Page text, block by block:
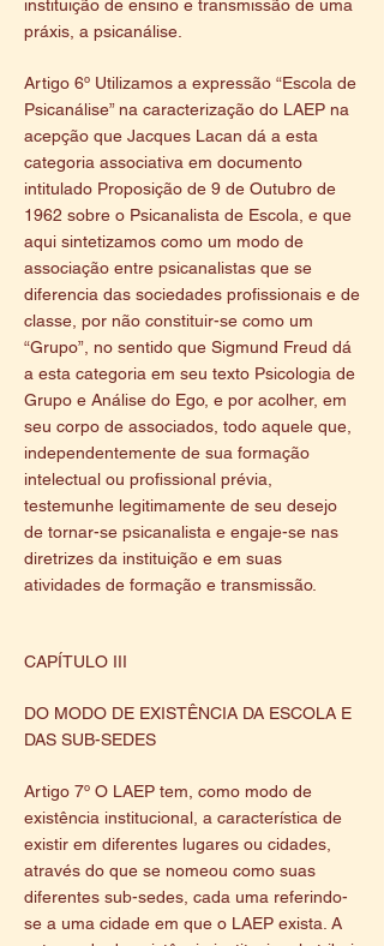
instituição de ensino e transmissão de uma
práxis, a psicanálise.
Artigo 6º Utilizamos a expressão “Escola de
Psicanálise” na caracterização do LAEP na
acepção que Jacques Lacan dá a esta
categoria associativa em documento
intitulado Proposição de 9 de Outubro de
1962 sobre o Psicanalista de Escola, e que
aqui sintetizamos como um modo de
associação entre psicanalistas que se
diferencia das sociedades profissionais e de
classe, por não constituir-se como um
“Grupo”, no sentido que Sigmund Freud dá
a esta categoria em seu texto Psicologia de
Grupo e Análise do Ego, e por acolher, em
seu corpo de associados, todo aquele que,
independentemente de sua formação
intelectual ou profissional prévia,
testemunhe legitimamente de seu desejo
de tornar-se psicanalista e engaje-se nas
diretrizes da instituição e em suas
atividades de formação e transmissão.
CAPÍTULO III
DO MODO DE EXISTÊNCIA DA ESCOLA E
DAS SUB-SEDES
Artigo 7º O LAEP tem, como modo de
existência institucional, a característica de
existir em diferentes lugares ou cidades,
através do que se nomeou como suas
diferentes sub-sedes, cada uma referindo-
se a uma cidade em que o LAEP exista. A